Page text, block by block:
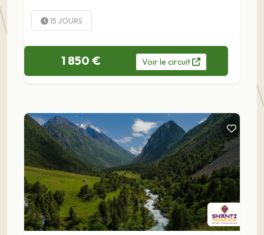
quotidien des habitants des...
15 JOURS
1 850 € Voirle circuit